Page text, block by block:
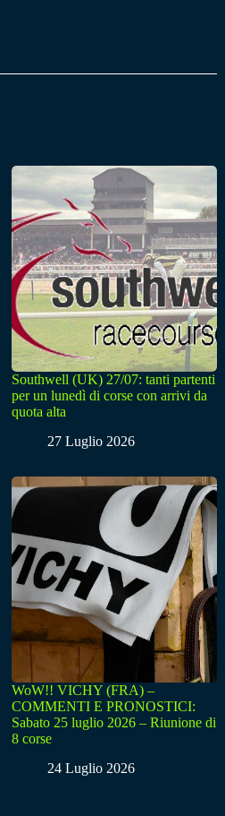
Southwell (UK) 27/07: tanti partenti
per un lunedì di corse con arrivi da
quota alta
27 Luglio 2026
WoW!! VICHY (FRA) –
COMMENTI E PRONOSTICI:
Sabato 25 luglio 2026 – Riunione di
8 corse
24 Luglio 2026